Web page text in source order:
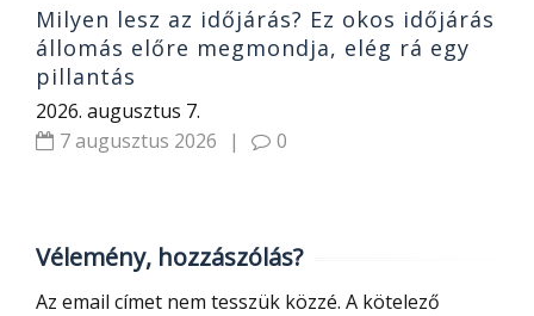
Milyen lesz az időjárás? Ez okos időjárás
állomás előre megmondja, elég rá egy
pillantás
2026. augusztus 7.
7 augusztus 2026
| 0
Vélemény, hozzászólás?
Az email címet nem tesszük közzé. A kötelező